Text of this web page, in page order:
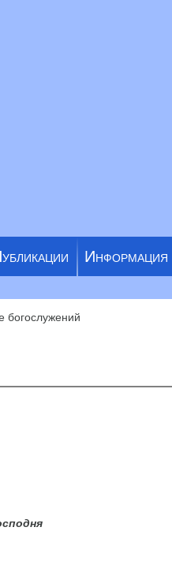
Информация
богослужений